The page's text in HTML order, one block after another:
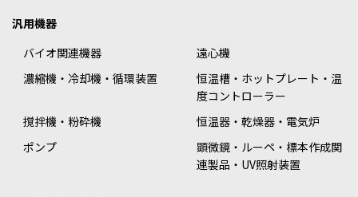
汎用機器
バイオ関連機器
遠心機
濃縮機・冷却機・循環装置
恒温槽・ホットプレート・温
度コントローラー
撹拌機・粉砕機
恒温器・乾燥器・電気炉
ポンプ
顕微鏡・ルーペ・標本作成関
連製品・UV照射装置